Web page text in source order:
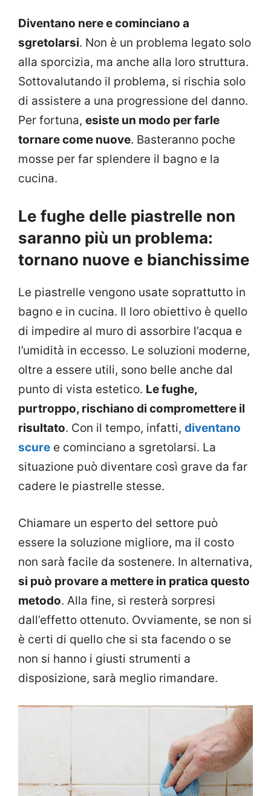
Diventano nere e cominciano a
sgretolarsi. Non è un problema legato solo
alla sporcizia, ma anche alla loro struttura.
Sottovalutando il problema, si rischia solo
di assistere a una progressione del danno.
Per fortuna, esiste un modo per farle
tornare come nuove. Basteranno poche
mosse per far splendere il bagno e la
cucina.
Le fughe delle piastrelle non
saranno più un problema:
tornano nuove e bianchissime
Le piastrelle vengono usate soprattutto in
bagno e in cucina. Il loro obiettivo è quello
di impedire al muro di assorbire l’acqua e
l’umidità in eccesso. Le soluzioni moderne,
oltre a essere utili, sono belle anche dal
punto di vista estetico. Le fughe,
purtroppo, rischiano di compromettere il
risultato. Con il tempo, infatti, diventano
scure e cominciano a sgretolarsi. La
situazione può diventare così grave da far
cadere le piastrelle stesse.
Chiamare un esperto del settore può
essere la soluzione migliore, ma il costo
non sarà facile da sostenere. In alternativa,
si può provare a mettere in pratica questo
metodo. Alla fine, si resterà sorpresi
dall’effetto ottenuto. Ovviamente, se non si
è certi di quello che si sta facendo o se
non si hanno i giusti strumenti a
disposizione, sarà meglio rimandare.